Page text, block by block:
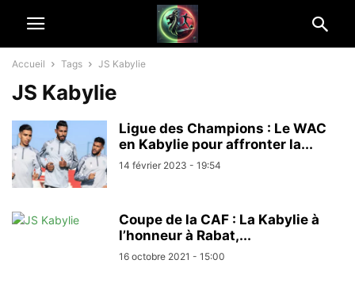
Accueil Tags JS Kabylie
JS Kabylie
Ligue des Champions : Le WAC
en Kabylie pour affronter la...
14 février 2023 - 19:54
Coupe de la CAF : La Kabylie à
l’honneur à Rabat,...
16 octobre 2021 - 15:00